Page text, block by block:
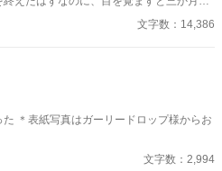
ためだけに生
文字数：14,386
らお
文字数：2,994